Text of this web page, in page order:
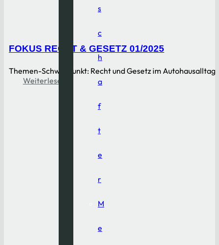
s
c
h
a
f
t
e
r
M
e
FOKUS RECHT & GESETZ 01/2025
Themen-Schwerpunkt: Recht und Gesetz im Autohausalltag
Weiterlesen